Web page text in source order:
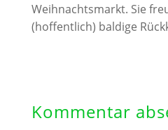
Weihnachtsmarkt. Sie
(hoffentlich) baldige
Kommentar